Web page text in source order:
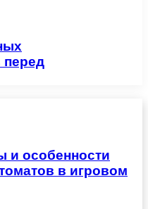
перед
и особенности
в игровом